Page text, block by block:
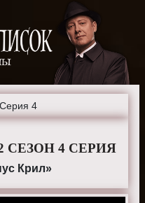
Серия 4
4 СЕРИЯ
Крил»